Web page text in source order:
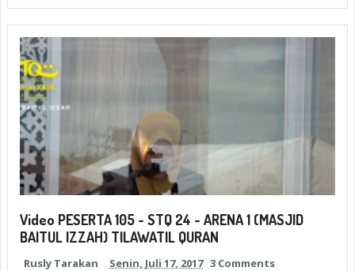
Video PESERTA 105 - STQ 24 - ARENA 1 (MASJID
BAITUL IZZAH) TILAWATIL QURAN
Rusly Tarakan Senin, Juli 17, 2017 3 Comments